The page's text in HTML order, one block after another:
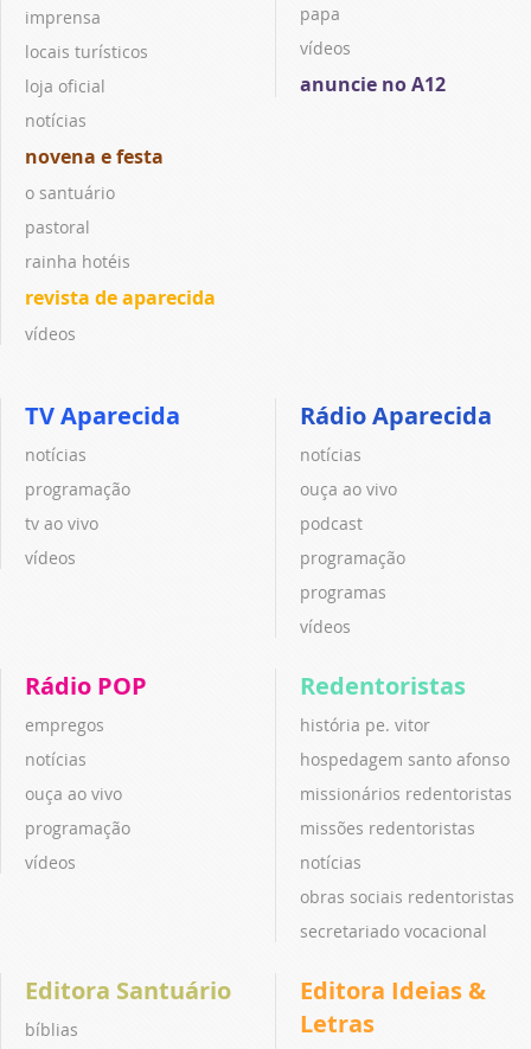
imprensa
locais turísticos
loja oficial
notícias
novena e festa
o santuário
pastoral
rainha hotéis
revista de aparecida
vídeos
papa
vídeos
anuncie no A12
TV Aparecida
notícias
programação
tv ao vivo
vídeos
Rádio Aparecida
notícias
ouça ao vivo
podcast
programação
programas
vídeos
Rádio POP
empregos
notícias
ouça ao vivo
programação
vídeos
Redentoristas
história pe. vitor
hospedagem santo afonso
missionários redentoristas
missões redentoristas
notícias
obras sociais redentoristas
secretariado vocacional
Editora Santuário
bíblias
Editora Ideias &
Letras